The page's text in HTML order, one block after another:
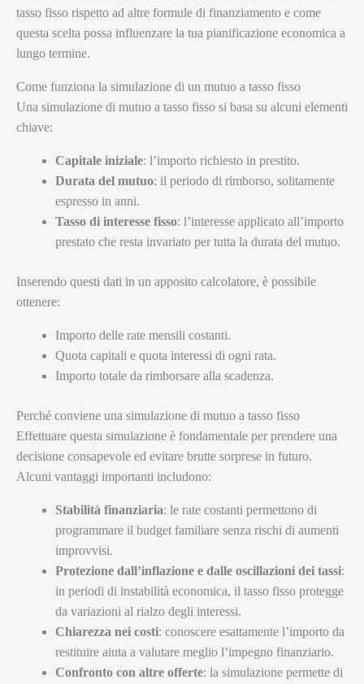
tasso fisso rispetto ad altre formule di finanziamento e come
questa scelta possa influenzare la tua pianificazione economica a
lungo termine.
Come funziona la simulazione di un mutuo a tasso fisso
Una simulazione di mutuo a tasso fisso si basa su alcuni elementi
chiave:
Capitale iniziale: l’importo richiesto in prestito.
Durata del mutuo: il periodo di rimborso, solitamente
espresso in anni.
Tasso di interesse fisso: l’interesse applicato all’importo
prestato che resta invariato per tutta la durata del mutuo.
Inserendo questi dati in un apposito calcolatore, è possibile
ottenere:
Importo delle rate mensili costanti.
Quota capitali e quota interessi di ogni rata.
Importo totale da rimborsare alla scadenza.
Perché conviene una simulazione di mutuo a tasso fisso
Effettuare questa simulazione è fondamentale per prendere una
decisione consapevole ed evitare brutte sorprese in futuro.
Alcuni vantaggi importanti includono:
Stabilità finanziaria: le rate costanti permettono di
programmare il budget familiare senza rischi di aumenti
improvvisi.
Protezione dall’inflazione e dalle oscillazioni dei tassi:
in periodi di instabilità economica, il tasso fisso protegge
da variazioni al rialzo degli interessi.
Chiarezza nei costi: conoscere esattamente l’importo da
restituire aiuta a valutare meglio l’impegno finanziario.
Confronto con altre offerte: la simulazione permette di